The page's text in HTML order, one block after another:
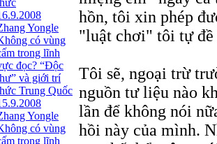
Yongle
có vùng
trong lĩnh
đọc? “Ðộc
và giới trí
Trung Quốc
Yongle
có vùng
trong lĩnh
hồn, tôi xin phép
"luật chơi" tôi tự
Tôi sẽ, ngoại trừ
nguồn tư liệu nào
lần để không nói
hồi này của mình.